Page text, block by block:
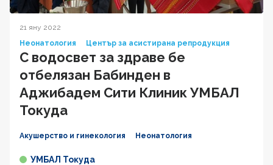
21 яну 2022
Неонатология
Център за асистирана репродукция
С водосвет за здраве бе
отбелязан Бабинден в
Аджибадем Сити Клиник УМБАЛ
Токуда
Акушерство и гинекология Неонатология
УМБАЛ Токуда